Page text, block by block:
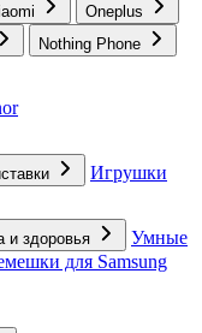
Oneplus
Nothing Phone
Игрушки
и здоровья
Умные
для Samsung